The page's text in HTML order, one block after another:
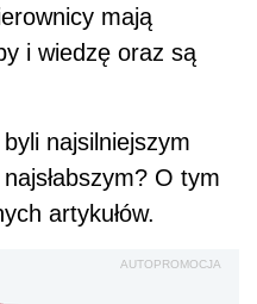
mają
i wiedzę oraz są
najsilniejszym
O tym
artykułów.
AUTOPROMOCJA